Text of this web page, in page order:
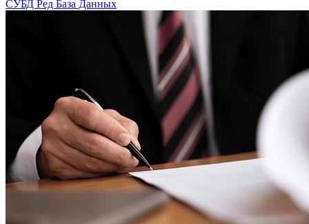
СУБД Ред База Данных